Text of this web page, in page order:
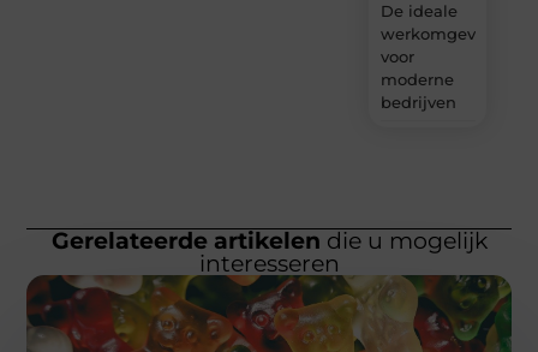
De ideale
werkomgeving
voor
moderne
bedrijven
Gerelateerde artikelen die u mogelijk
interesseren